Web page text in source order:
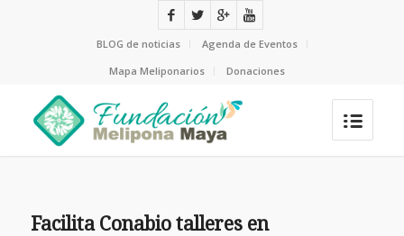
BLOG de noticias
Agenda de Eventos
Mapa Meliponarios
Donaciones
Facilita Conabio talleres en